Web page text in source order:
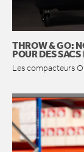
THROW & GO:
POUR DES
Les compacteurs